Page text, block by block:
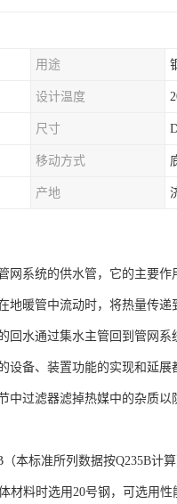
用途
设计温度
尺寸
移动方式
产地
系统的供水管，它的主要
暖管中流动时，将热量传
水通过集水主管回到管网系
备、装置功能的实现和延
过滤器滤掉热媒中的杂质以
本标准所列数据按Q235B计
材料时选用20号钢，可选用性